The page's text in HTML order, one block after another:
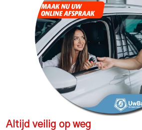
Altijd veilig op weg